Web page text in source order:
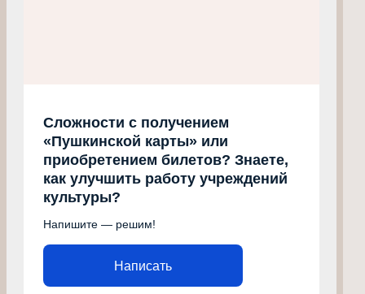
Сложности с получением
«Пушкинской карты» или
приобретением билетов? Знаете,
как улучшить работу учреждений
культуры?
Напишите — решим!
Написать